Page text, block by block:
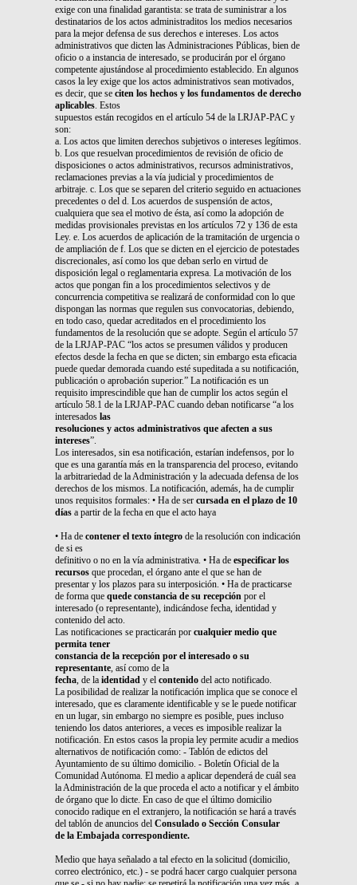
exige con una finalidad garantista: se trata de suministrar a los
destinatarios de los actos administraditos los medios necesarios
para la mejor defensa de sus derechos e intereses. Los actos
administrativos que dicten las Administraciones Públicas, bien de
oficio o a instancia de interesado, se producirán por el órgano
competente ajustándose al procedimiento establecido. En algunos
casos la ley exige que los actos administrativos sean motivados,
es decir, que se citen los hechos y los fundamentos de derecho
aplicables. Estos
supuestos están recogidos en el artículo 54 de la LRJAP-PAC y
son:
a. Los actos que limiten derechos subjetivos o intereses legítimos.
b. Los que resuelvan procedimientos de revisión de oficio de
disposiciones o actos administrativos, recursos administrativos,
reclamaciones previas a la vía judicial y procedimientos de
arbitraje. c. Los que se separen del criterio seguido en actuaciones
precedentes o del d. Los acuerdos de suspensión de actos,
cualquiera que sea el motivo de ésta, así como la adopción de
medidas provisionales previstas en los artículos 72 y 136 de esta
Ley. e. Los acuerdos de aplicación de la tramitación de urgencia o
de ampliación de f. Los que se dicten en el ejercicio de potestades
discrecionales, así como los que deban serlo en virtud de
disposición legal o reglamentaria expresa. La motivación de los
actos que pongan fin a los procedimientos selectivos y de
concurrencia competitiva se realizará de conformidad con lo que
dispongan las normas que regulen sus convocatorias, debiendo,
en todo caso, quedar acreditados en el procedimiento los
fundamentos de la resolución que se adopte. Según el artículo 57
de la LRJAP-PAC “los actos se presumen válidos y producen
efectos desde la fecha en que se dicten; sin embargo esta eficacia
puede quedar demorada cuando esté supeditada a su notificación,
publicación o aprobación superior.” La notificación es un
requisito imprescindible que han de cumplir los actos según el
artículo 58.1 de la LRJAP-PAC cuando deban notificarse “a los
interesados las
resoluciones y actos administrativos que afecten a sus
intereses”.
Los interesados, sin esa notificación, estarían indefensos, por lo
que es una garantía más en la transparencia del proceso, evitando
la arbitrariedad de la Administración y la adecuada defensa de los
derechos de los mismos. La notificación, además, ha de cumplir
unos requisitos formales: • Ha de ser cursada en el plazo de 10
días a partir de la fecha en que el acto haya
• Ha de contener el texto íntegro de la resolución con indicación
de si es
definitivo o no en la vía administrativa. • Ha de especificar los
recursos que procedan, el órgano ante el que se han de
presentar y los plazos para su interposición. • Ha de practicarse
de forma que quede constancia de su recepción por el
interesado (o representante), indicándose fecha, identidad y
contenido del acto.
Las notificaciones se practicarán por cualquier medio que
permita tener
constancia de la recepción por el interesado o su
representante, así como de la
fecha, de la identidad y el contenido del acto notificado.
La posibilidad de realizar la notificación implica que se conoce el
interesado, que es claramente identificable y se le puede notificar
en un lugar, sin embargo no siempre es posible, pues incluso
teniendo los datos anteriores, a veces es imposible realizar la
notificación. En estos casos la propia ley permite acudir a medios
alternativos de notificación como: - Tablón de edictos del
Ayuntamiento de su último domicilio. - Boletín Oficial de la
Comunidad Autónoma. El medio a aplicar dependerá de cuál sea
la Administración de la que proceda el acto a notificar y el ámbito
de órgano que lo dicte. En caso de que el último domicilio
conocido radique en el extranjero, la notificación se hará a través
del tablón de anuncios del Consulado o Sección Consular
de la Embajada correspondiente.
Medio que haya señalado a tal efecto en la solicitud (domicilio,
correo electrónico, etc.) - se podrá hacer cargo cualquier persona